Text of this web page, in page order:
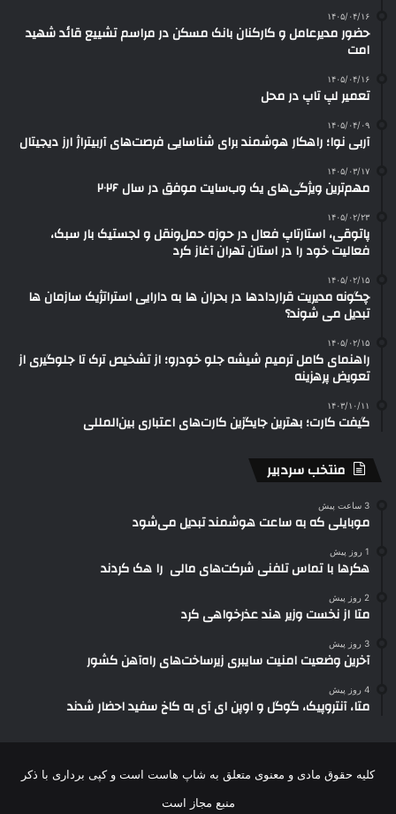
۱۴۰۵/۰۴/۱۶
حضور مدیرعامل و کارکنان بانک مسکن در مراسم تشییع قائد شهید
امت
۱۴۰۵/۰۴/۱۶
تعمیر لپ تاپ در محل
۱۴۰۵/۰۴/۰۹
آربی نوا؛ راهکار هوشمند برای شناسایی فرصت‌های آربیتراژ ارز دیجیتال
۱۴۰۵/۰۳/۱۷
مهم‌ترین ویژگی‌های یک وب‌سایت موفق در سال ۲۰۲۶
۱۴۰۵/۰۲/۲۳
پاتوقی، استارتاپ فعال در حوزه حمل‌ونقل و لجستیک بار سبک،
فعالیت خود را در استان تهران آغاز کرد
۱۴۰۵/۰۲/۱۵
چگونه مدیریت قراردادها در بحران ها به دارایی استراتژیک سازمان ها
تبدیل می شوند؟
۱۴۰۵/۰۲/۱۵
راهنمای کامل ترمیم شیشه جلو خودرو؛ از تشخیص ترک تا جلوگیری از
تعویض پرهزینه
۱۴۰۳/۱۰/۱۱
گیفت کارت؛ بهترین جایگزین کارت‌های اعتباری بین‌المللی
منتخب سردبیر
3 ساعت پیش
موبایلی که به ساعت هوشمند تبدیل می‌شود
1 روز پیش
هکرها با تماس تلفنی شرکت‌های مالی را هک کردند
2 روز پیش
متا از نخست وزیر هند عذرخواهی کرد
3 روز پیش
آخرین وضعیت امنیت سایبری زیرساخت‌های راه‌آهن کشور
4 روز پیش
متا، آنتروپیک، گوگل و اوپن ای آی به کاخ سفید احضار شدند
کلیه حقوق مادی و معنوی متعلق به شاپ هاست است و کپی برداری با ذکر
منبع مجاز است